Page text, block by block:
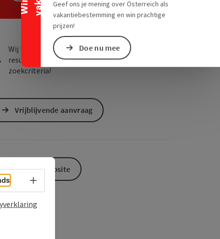
Geef ons je mening over Österreich als
vakantiebestemming en win prachtige
prijzen!
Doe nu mee
Wij hebben voor uw zoekopdracht geen passend
resultaat gevonden. Verander a.u.b. uw
zoekcriteria!
Vrijblijvende aanvraag
Naar de website
Taalkeuze - menu openen